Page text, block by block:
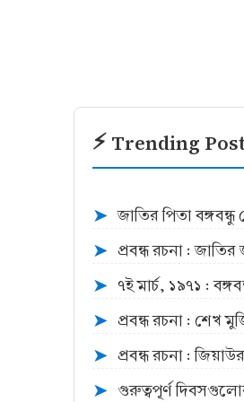
⚡ Trending
➤ জাতির পিতা
➤ প্রবন্ধ রচনা :
➤ ৭ই মার্চ, ১৯৭১ :
➤ প্রবন্ধ রচনা : শেখ
➤ প্রবন্ধ রচনা :
➤ গুরুত্বপূর্ণ